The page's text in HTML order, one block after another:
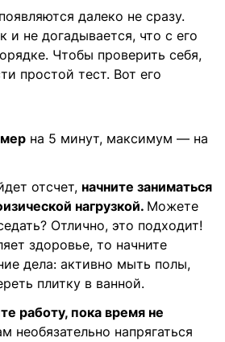
далеко не сразу.
и не догадывается, что с его
Чтобы проверить себя,
простой тест. Вот его
на 5 минут, максимум — на
отсчет, начните заниматься
нагрузкой. Можете
Отлично, это подходит!
здоровье, то начните
дела: активно мыть полы,
плитку в ванной.
работу, пока время не
необязательно напрягаться